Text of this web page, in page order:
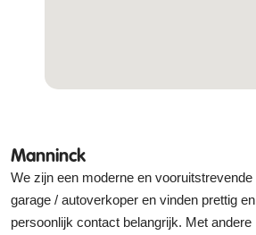
Manninck
We zijn een moderne en vooruitstrevende
garage / autoverkoper en vinden prettig en
persoonlijk contact belangrijk. Met andere